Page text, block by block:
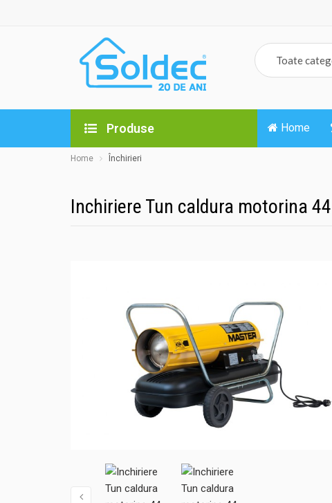
Produse Home
Home Închirieri
Inchiriere Tun caldura motorina